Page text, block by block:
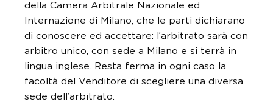
della Camera Arbitrale Nazionale ed
Internazione di Milano, che le parti dichiarano
di conoscere ed accettare: l’arbitrato sarà con
arbitro unico, con sede a Milano e si terrà in
lingua inglese. Resta ferma in ogni caso la
facoltà del Venditore di scegliere una diversa
sede dell’arbitrato.